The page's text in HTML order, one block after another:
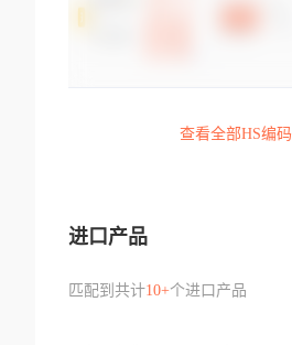
查看全部HS编码
进口产品
匹配到共计10+个进口产品